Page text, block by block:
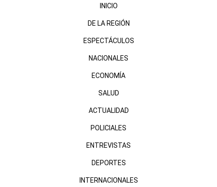
INICIO
DE LA REGIÓN
ESPECTÁCULOS
NACIONALES
ECONOMÍA
SALUD
ACTUALIDAD
POLICIALES
ENTREVISTAS
DEPORTES
INTERNACIONALES